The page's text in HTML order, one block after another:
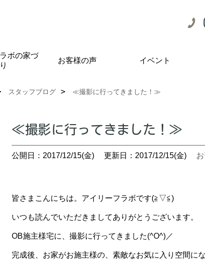
ボの家づ
お客様の声 イベント
スタッフブログ ≪撮影に行ってきました！≫
≪撮影に行ってきました！≫
公開日：2017/12/15(金) 更新日：2017/12/15(金)
皆さまこんにちは。アイリーフラボです(≧▽≦)
いつも読んでいただきましてありがとうございます。
OB施主様宅に、撮影に行ってきました(^O^)／
完成後、お家がお施主様の、素敵なお気に入り空間に